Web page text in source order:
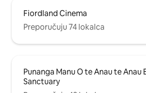
Fiordland Cinema
Preporučuju 74 lokalca
Punanga Manu O te Anau te Anau
Sanctuary